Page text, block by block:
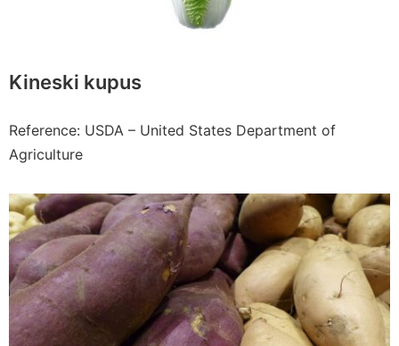
Kineski kupus
Reference: USDA – United States Department of
Agriculture